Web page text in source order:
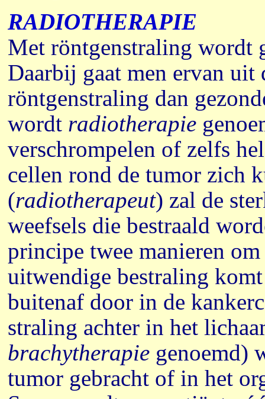
RADIOTHERAPIE
Met röntgenstraling wordt
Daarbij gaat men ervan
röntgenstraling dan
wordt radiotherapie
verschrompelen of zelfs
cellen rond de tumor zich
(radiotherapeut) zal de
weefsels die bestraald
principe twee manieren
uitwendige bestraling
buitenaf door in de
straling achter in het
brachytherapie genoemd)
tumor gebracht of in het